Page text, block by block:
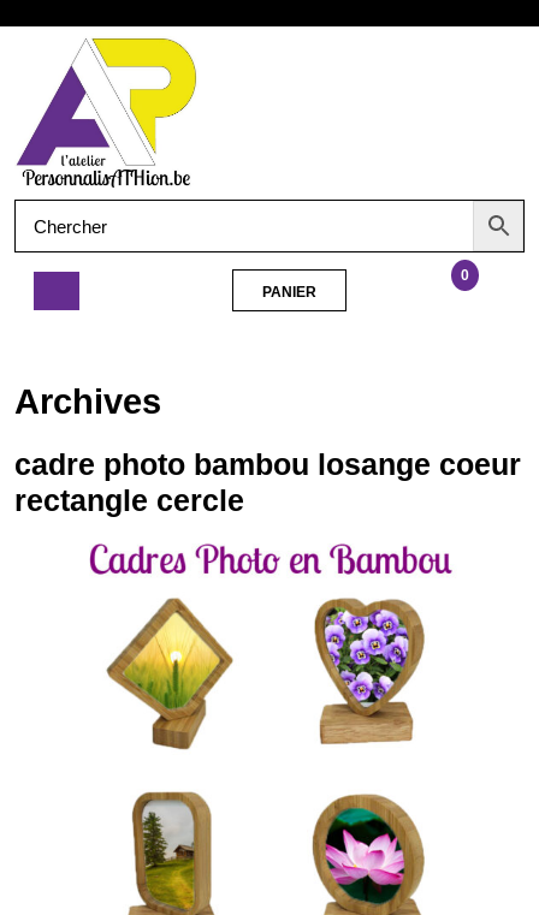
Ouvrir
le
menu
losange
rectangle
cercle
0
PANIER
Archives
cadre photo bambou losange coeur
rectangle cercle